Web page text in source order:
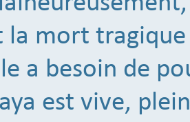
la mort tragique
a besoin de
est vive,